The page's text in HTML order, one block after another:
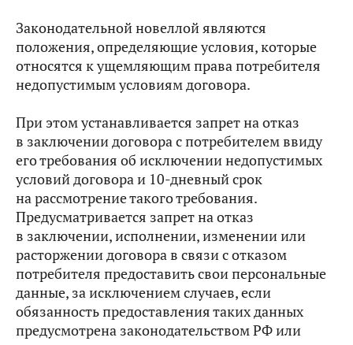
Законодательной новеллой являются
положения, определяющие условия, которые
относятся к ущемляющим права потребителя
недопустимым условиям договора.
При этом устанавливается запрет на отказ
в заключении договора с потребителем ввиду
его требования об исключении недопустимых
условий договора и 10-дневный срок
на рассмотрение такого требования.
Предусматривается запрет на отказ
в заключении, исполнении, изменении или
расторжении договора в связи с отказом
потребителя предоставить свои персональные
данные, за исключением случаев, если
обязанность предоставления таких данных
предусмотрена законодательством РФ или